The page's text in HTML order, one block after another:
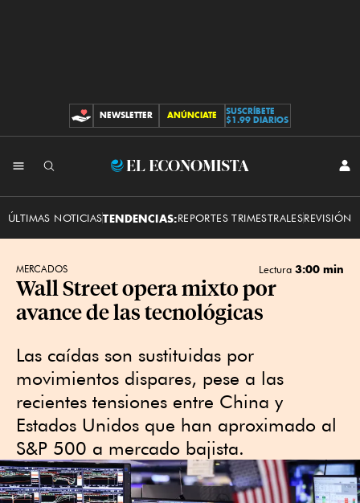
CONTRIBUCIONES
NEWSLETTER ANÚNCIATE
SUSCRÍBETE
$1.99 DIARIOS
El
ÚLTIMAS NOTICIASTENDENCIAS:REPORTES TRIMESTRALESREVISIÓN
MERCADOS Lectura 3:00 min
Wall Street opera mixto por
avance de las tecnológicas
Las caídas son sustituidas por
movimientos dispares, pese a las
recientes tensiones entre China y
Estados Unidos que han aproximado al
S&P 500 a mercado bajista.